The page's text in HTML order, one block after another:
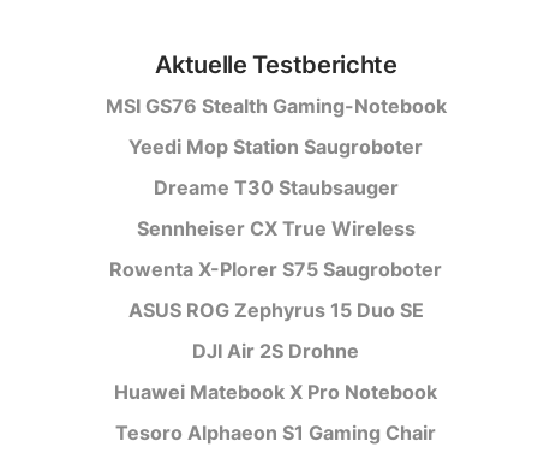
Aktuelle Testberichte
MSI GS76 Stealth Gaming-Notebook
Yeedi Mop Station Saugroboter
Dreame T30 Staubsauger
Sennheiser CX True Wireless
Rowenta X-Plorer S75 Saugroboter
ASUS ROG Zephyrus 15 Duo SE
DJI Air 2S Drohne
Huawei Matebook X Pro Notebook
Tesoro Alphaeon S1 Gaming Chair